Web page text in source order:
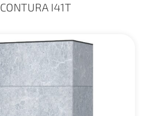
CONTURA I41T